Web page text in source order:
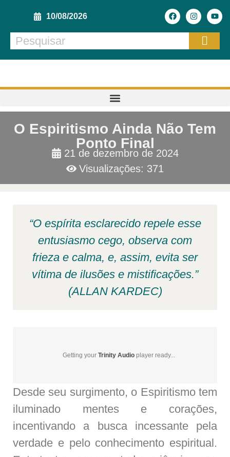
10/08/2026
O Espiritismo Ainda Não Tem
Ponto Final
21 de dezembro de 2024
Visualizações: 371
“O espírita esclarecido repele esse
entusiasmo cego, observa com
frieza e calma, e, assim, evita ser
vítima de ilusões e mistificações.”
(ALLAN KARDEC)
Getting your Trinity Audio player ready...
Desde seu surgimento, o Espiritismo tem
iluminado mentes e corações,
incentivando a busca incessante pela
verdade e pelo conhecimento espiritual.